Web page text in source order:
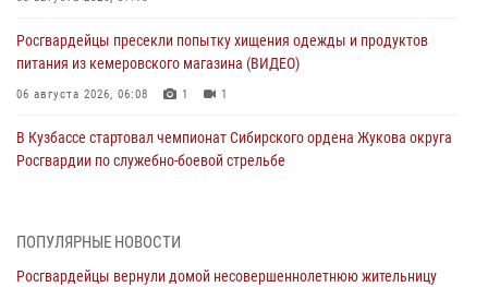
Росгвардейцы пресекли попытку хищения одежды и продуктов
питания из кемеровского магазина (ВИДЕО)
06 августа 2026, 06:08 1 1
В Кузбассе стартовал чемпионат Сибирского ордена Жукова округа
Росгвардии по служебно-боевой стрельбе
Росгвардейцы задержали в Кемерове дебошира, устроившего
ПОПУЛЯРНЫЕ НОВОСТИ
Росгвардейцы вернули домой несовершеннолетнюю жительницу